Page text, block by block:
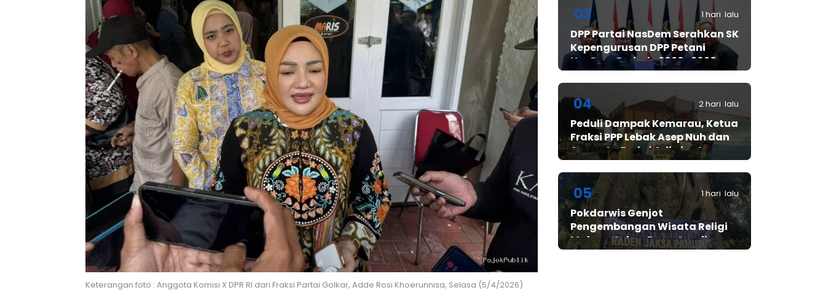
Keterangan foto : Anggota Komisi X DPR RI dari Fraksi Partai Golkar, Adde Rosi Khoerunnisa, Selasa (5/4/2026)
03 1 hari lalu
DPP Partai NasDem Serahkan SK
Kepengurusan DPP Petani
NasDem Periode 2026–2029,
Arif Rahman, S.H. Resmi Pimpin
Nasdem
04 2 hari lalu
Peduli Dampak Kemarau, Ketua
Fraksi PPP Lebak Asep Nuh dan
Anggota Fraksi Adiwinata
Kusuma Salurkan Bantuan Air
Bersih untuk Warga
Bintangresm
05 1 hari lalu
Pokdarwis Genjot
Pengembangan Wisata Religi
Makam Jaksa Pamutus di
Lebak